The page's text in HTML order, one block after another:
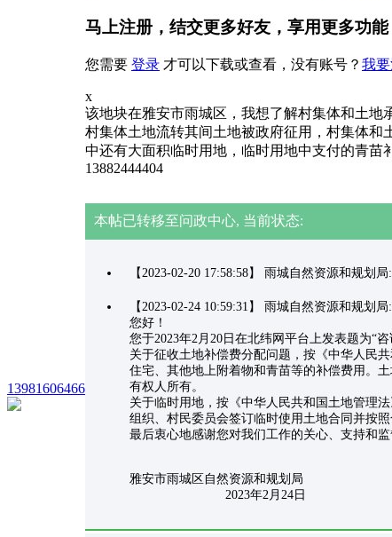
13981606466
马上注册，结交更多好友，享用更多功能
您需要 登录 才可以下载或查看，没有账号？ 我
x
该地块在雅安市雨城区，我想了解村集体和土地
村集体土地流转其间土地被政府征用，村集体
中还有大面积临时用地，临时用地中支付的青
13882444404
本帖已转移至问政中心, 当前状态:
【2023-02-20 17:58:58】 雨城自然资源和规划
【2023-02-24 10:59:31】 雨城自然资源和规划
您好！
您于2023年2月20日在北纬网平台上发表题为“
关于征收土地补偿费分配问题，按《中华人民
住宅、其他地上附着物和青苗等的补偿费用。
有权人所有。
关于临时用地，按《中华人民共和国土地管理
组织、村民委员会签订临时使用土地合同并按
最后衷心地感谢您对我们工作的关心、支持和监
雅安市雨城区自然资源和规划局
2023年2月24日